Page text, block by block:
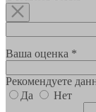
Ваша оценка *
Рекомендуете
Да
Нет